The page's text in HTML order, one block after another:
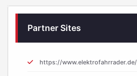
Partner Sites
https://www.elektrofahrrader.de/